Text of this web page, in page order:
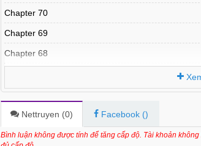
Chapter 70
Chapter 69
Chapter 68
Chapter 66
Chapter 65
Chapter 64
Nettruyen (0) Facebook ()
Bình luận không được tính để tăng cấp độ. Tài khoản